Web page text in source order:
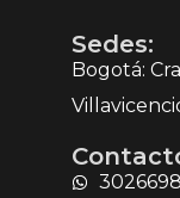
Sedes:
Bogotá: